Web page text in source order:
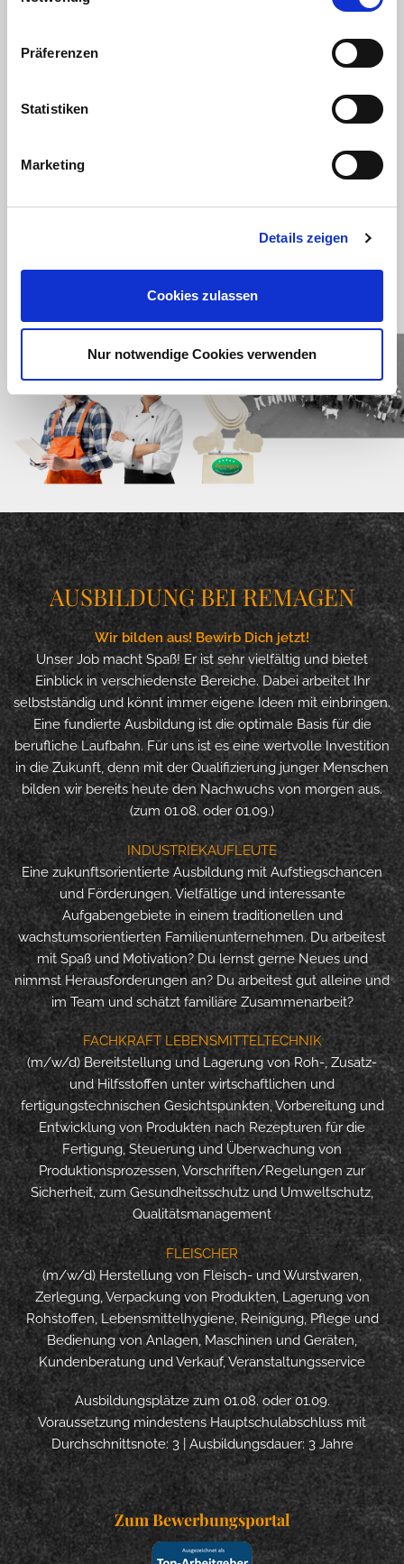
Präferenzen
Statistiken
Marketing
Details zeigen
Cookies zulassen
Nur notwendige Cookies verwenden
Zeig uns, was in dir steckt. Wir freuen uns auf deine
AUSBILDUNG BEI REMAGEN
Wir bilden aus! Bewirb Dich jetzt!
Unser Job macht Spaß! Er ist sehr vielfältig und bietet
Einblick in verschiedenste Bereiche. Dabei arbeitet Ihr
selbstständig und könnt immer eigene Ideen mit einbringen.
Eine fundierte Ausbildung ist die optimale Basis für die
berufliche Laufbahn. Für uns ist es eine wertvolle Investition
in die Zukunft, denn mit der Qualifizierung junger Menschen
bilden wir bereits heute den Nachwuchs von morgen aus.
(zum 01.08. oder 01.09.)
INDUSTRIEKAUFLEUTE
Eine zukunftsorientierte Ausbildung mit Aufstiegschancen
und Förderungen. Vielfältige und interessante
Aufgabengebiete in einem traditionellen und
wachstumsorientierten Familienunternehmen. Du arbeitest
mit Spaß und Motivation? Du lernst gerne Neues und
nimmst Herausforderungen an? Du arbeitest gut alleine und
im Team und schätzt familiäre Zusammenarbeit?
FACHKRAFT LEBENSMITTELTECHNIK
(m/w/d) Bereitstellung und Lagerung von Roh-, Zusatz-
und Hilfsstoffen unter wirtschaftlichen und
fertigungstechnischen Gesichtspunkten, Vorbereitung und
Entwicklung von Produkten nach Rezepturen für die
Fertigung, Steuerung und Überwachung von
Produktionsprozessen, Vorschriften/Regelungen zur
Sicherheit, zum Gesundheitsschutz und Umweltschutz,
Qualitätsmanagement
FLEISCHER
(m/w/d) Herstellung von Fleisch- und Wurstwaren,
Zerlegung, Verpackung von Produkten, Lagerung von
Rohstoffen, Lebensmittelhygiene, Reinigung, Pflege und
Bedienung von Anlagen, Maschinen und Geräten,
Kundenberatung und Verkauf, Veranstaltungsservice
Ausbildungsplätze zum 01.08. oder 01.09.
Voraussetzung mindestens Hauptschulabschluss mit
Durchschnittsnote: 3 | Ausbildungsdauer: 3 Jahre
Zum Bewerbungsportal